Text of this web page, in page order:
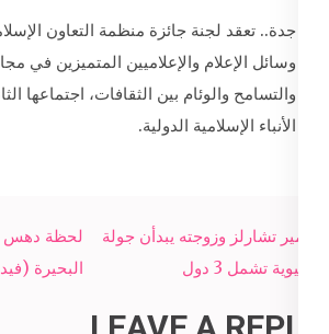
جدة.. تعقد لجنة جائزة منظمة التعاون
وسائل الإعلام والإعلاميين المتميزين في
والتسامح والوئام بين الثقافات، اجتماعها
الأنباء الإسلامية الدولية.
Post
navigation
لحظة دهس
البحيرة
الأمير تشارلز وزوجته يبدأن جولة
آسيوية تشمل 3 دول
LEAVE A REPLY